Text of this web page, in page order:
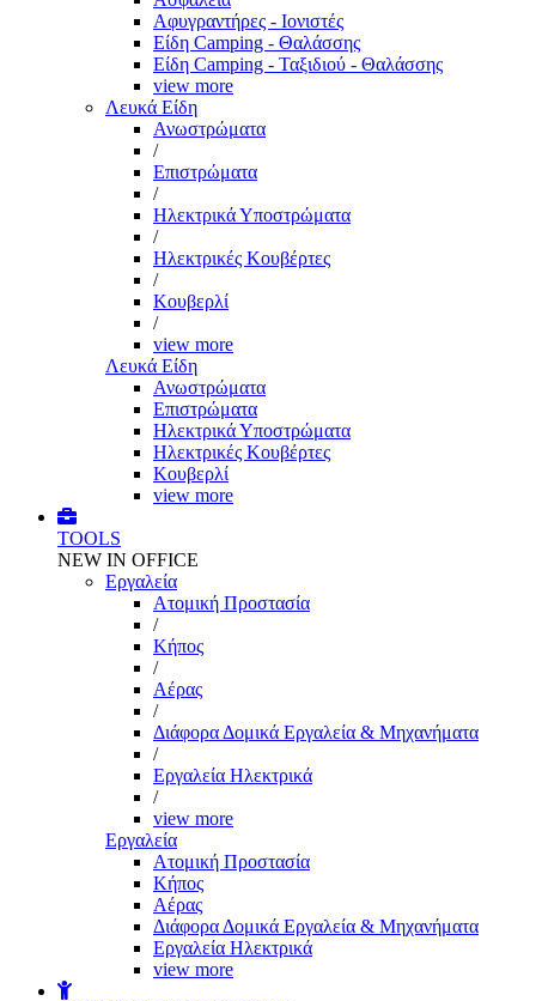
Αφυγραντήρες - Ιονιστές
Είδη Camping - Θαλάσσης
Είδη Camping - Ταξιδιού - Θαλάσσης
view more
Λευκά Είδη
Ανωστρώματα
/
Επιστρώματα
/
Ηλεκτρικά Υποστρώματα
/
Ηλεκτρικές Κουβέρτες
/
Κουβερλί
/
view more
Λευκά Είδη
Ανωστρώματα
Επιστρώματα
Ηλεκτρικά Υποστρώματα
Ηλεκτρικές Κουβέρτες
Κουβερλί
view more
TOOLS
NEW IN OFFICE
Εργαλεία
Aτομική Προστασία
/
Kήπος
/
Αέρας
/
Διάφορα Δομικά Εργαλεία & Μηχανήματα
/
Εργαλεία Ηλεκτρικά
/
view more
Εργαλεία
Aτομική Προστασία
Kήπος
Αέρας
Διάφορα Δομικά Εργαλεία & Μηχανήματα
Εργαλεία Ηλεκτρικά
view more